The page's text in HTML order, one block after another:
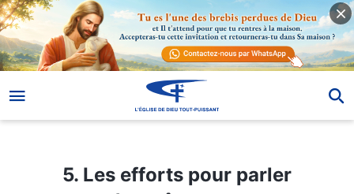
5. Les efforts pour parler honnêtement
5. Les efforts pour parler